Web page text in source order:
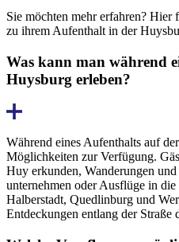
Sie möchten mehr erfahren?
zu ihrem Aufenthalt in der
Was kann man während
Huysburg erleben?
Während eines Aufenthalts auf
Möglichkeiten zur Verfügung.
Huy erkunden, Wanderungen
unternehmen oder Ausflüge in die
Halberstadt, Quedlinburg und
Entdeckungen entlang der